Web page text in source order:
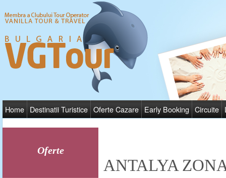
Home Destinatii Turistice Oferte Cazare Early Booking Circuite
Oferte
ANTALYA